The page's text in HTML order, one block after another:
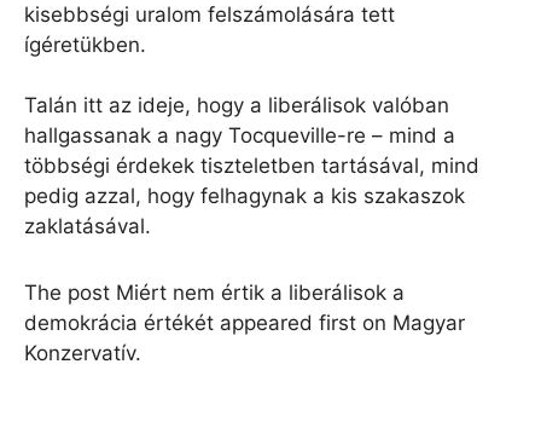
kisebbségi uralom felszámolására tett
ígéretükben.
Talán itt az ideje, hogy a liberálisok valóban
hallgassanak a nagy Tocqueville-re – mind a
többségi érdekek tiszteletben tartásával, mind
pedig azzal, hogy felhagynak a kis szakaszok
zaklatásával.
The post Miért nem értik a liberálisok a
demokrácia értékét appeared first on Magyar
Konzervatív.